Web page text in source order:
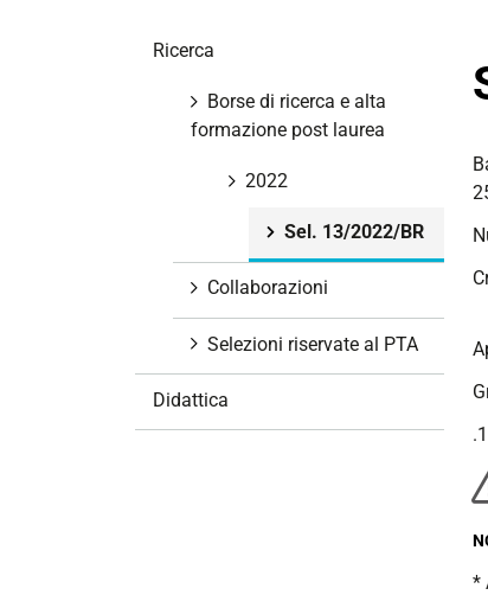
*
Ricerca
Borse di ricerca e alta
formazione post laurea
2022
Sel. 13/2022/BR
Collaborazioni
Selezioni riservate al PTA
Didattica